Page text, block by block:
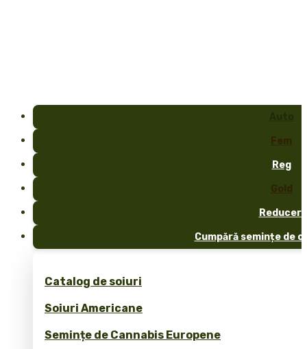
Fem
Reg
Gold
Reduceri
Cumpără semințe de
Catalog de soiuri
Soiuri Americane
Semințe de Cannabis Europene